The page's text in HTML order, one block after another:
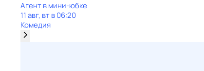
Агент в мини-юбке
11 авг, вт в 06:20
Комедия